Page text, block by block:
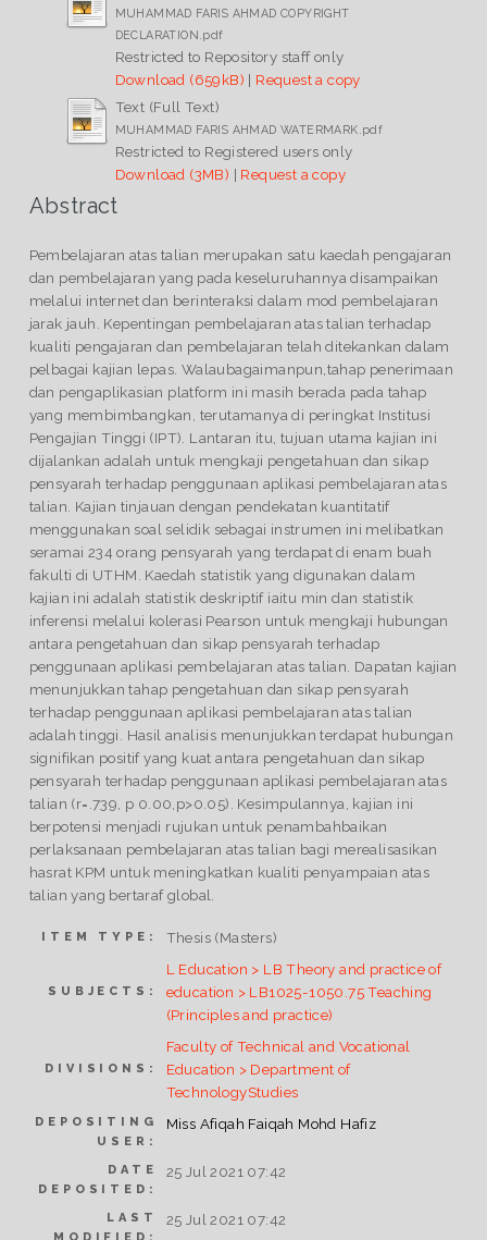
MUHAMMAD FARIS AHMAD COPYRIGHT
DECLARATION.pdf
Restricted to Repository staff only
Download (659kB) | Request a copy
Text (Full Text)
MUHAMMAD FARIS AHMAD WATERMARK.pdf
Restricted to Registered users only
Download (3MB) | Request a copy
Abstract
Pembelajaran atas talian merupakan satu kaedah pengajaran
dan pembelajaran yang pada keseluruhannya disampaikan
melalui internet dan berinteraksi dalam mod pembelajaran
jarak jauh. Kepentingan pembelajaran atas talian terhadap
kualiti pengajaran dan pembelajaran telah ditekankan dalam
pelbagai kajian lepas. Walaubagaimanpun,tahap penerimaan
dan pengaplikasian platform ini masih berada pada tahap
yang membimbangkan, terutamanya di peringkat Institusi
Pengajian Tinggi (IPT). Lantaran itu, tujuan utama kajian ini
dijalankan adalah untuk mengkaji pengetahuan dan sikap
pensyarah terhadap penggunaan aplikasi pembelajaran atas
talian. Kajian tinjauan dengan pendekatan kuantitatif
menggunakan soal selidik sebagai instrumen ini melibatkan
seramai 234 orang pensyarah yang terdapat di enam buah
fakulti di UTHM. Kaedah statistik yang digunakan dalam
kajian ini adalah statistik deskriptif iaitu min dan statistik
inferensi melalui kolerasi Pearson untuk mengkaji hubungan
antara pengetahuan dan sikap pensyarah terhadap
penggunaan aplikasi pembelajaran atas talian. Dapatan kajian
menunjukkan tahap pengetahuan dan sikap pensyarah
terhadap penggunaan aplikasi pembelajaran atas talian
adalah tinggi. Hasil analisis menunjukkan terdapat hubungan
signifikan positif yang kuat antara pengetahuan dan sikap
pensyarah terhadap penggunaan aplikasi pembelajaran atas
talian (r=.739, p 0.00,p>0.05). Kesimpulannya, kajian ini
berpotensi menjadi rujukan untuk penambahbaikan
perlaksanaan pembelajaran atas talian bagi merealisasikan
hasrat KPM untuk meningkatkan kualiti penyampaian atas
talian yang bertaraf global.
ITEM TYPE: Thesis (Masters)
SUBJECTS:
L Education > LB Theory and practice of
education > LB1025-1050.75 Teaching
(Principles and practice)
DIVISIONS:
Faculty of Technical and Vocational
Education > Department of
TechnologyStudies
DEPOSITING
USER:
Miss Afiqah Faiqah Mohd Hafiz
DATE
DEPOSITED:
25 Jul 2021 07:42
LAST
25 Jul 2021 07:42